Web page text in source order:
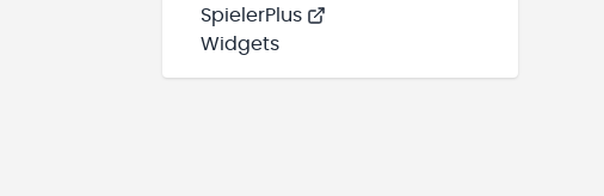
SpielerPlus
Widgets